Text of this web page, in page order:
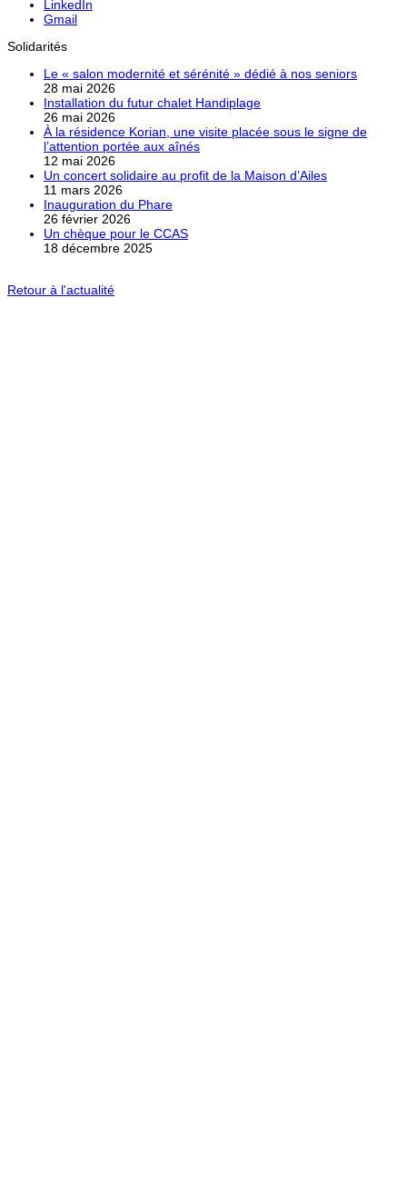
LinkedIn
Gmail
Solidarités
Le « salon modernité et sérénité » dédié à nos seniors
28 mai 2026
Installation du futur chalet Handiplage
26 mai 2026
À la résidence Korian, une visite placée sous le signe de
l’attention portée aux aînés
12 mai 2026
Un concert solidaire au profit de la Maison d’Ailes
11 mars 2026
Inauguration du Phare
26 février 2026
Un chèque pour le CCAS
18 décembre 2025
Retour à l'actualité